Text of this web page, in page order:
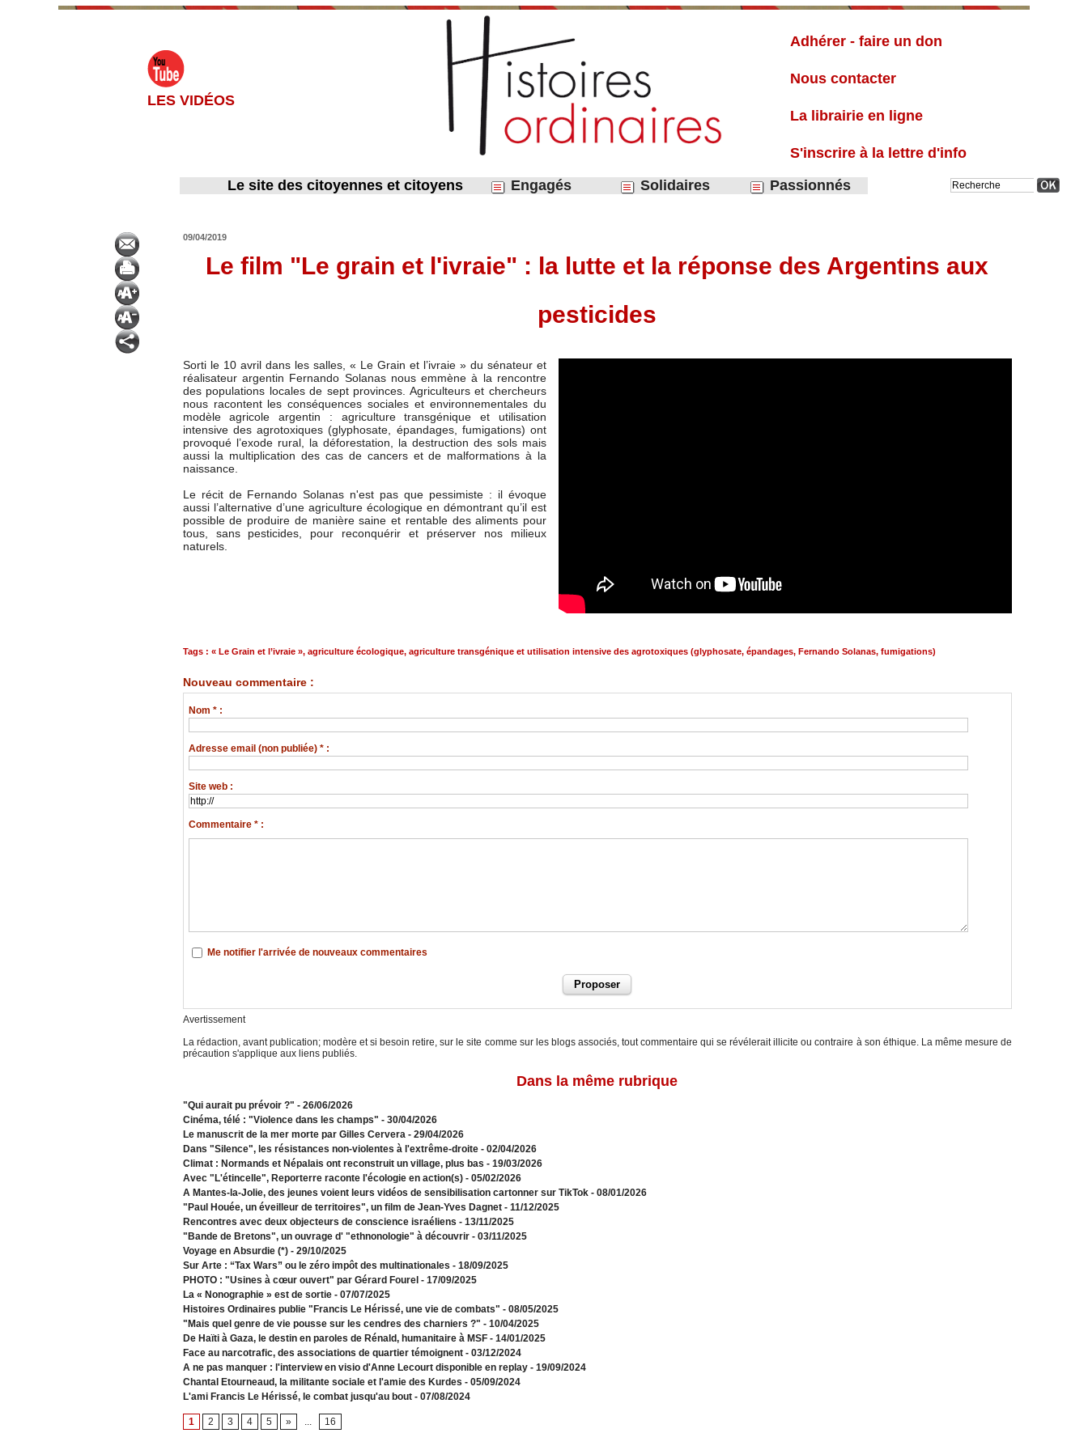
LES VIDÉOS
Adhérer - faire un don
Nous contacter
La librairie en ligne
S'inscrire à la lettre d'info
Le site des citoyennes et citoyens
Engagés Solidaires Passionnés
09/04/2019
Le film "Le grain et l'ivraie" : la lutte et la réponse des Argentins aux
pesticides
Sorti le 10 avril dans les salles, « Le Grain et l’ivraie » du sénateur et
réalisateur argentin Fernando Solanas nous emmène à la rencontre
des populations locales de sept provinces. Agriculteurs et chercheurs
nous racontent les conséquences sociales et environnementales du
modèle agricole argentin : agriculture transgénique et utilisation
intensive des agrotoxiques (glyphosate, épandages, fumigations) ont
provoqué l’exode rural, la déforestation, la destruction des sols mais
aussi la multiplication des cas de cancers et de malformations à la
naissance.
Le récit de Fernando Solanas n'est pas que pessimiste : il évoque
aussi l’alternative d’une agriculture écologique en démontrant qu’il est
possible de produire de manière saine et rentable des aliments pour
tous, sans pesticides, pour reconquérir et préserver nos milieux
naturels.
Tags: « Le Grain et l’ivraie », agriculture écologique, agriculture transgénique et utilisation intensive des agrotoxiques (glyphosate, épandages, Fernando Solanas, fumigations)
Nouveau commentaire :
Nom * :
Adresse email (non publiée) * :
Site web :
Commentaire * :
Me notifier l'arrivée de nouveaux commentaires
Avertissement
La rédaction, avant publication; modère et si besoin retire, sur le site comme sur les blogs associés, tout commentaire qui se révélerait illicite ou contraire à son éthique. La même mesure de
précaution s'applique aux liens publiés.
Dans la même rubrique
"Qui aurait pu prévoir ?" - 26/06/2026
Cinéma, télé : "Violence dans les champs" - 30/04/2026
Le manuscrit de la mer morte par Gilles Cervera - 29/04/2026
Dans "Silence", les résistances non-violentes à l'extrême-droite - 02/04/2026
Climat : Normands et Népalais ont reconstruit un village, plus bas - 19/03/2026
Avec "L'étincelle", Reporterre raconte l'écologie en action(s) - 05/02/2026
A Mantes-la-Jolie, des jeunes voient leurs vidéos de sensibilisation cartonner sur TikTok - 08/01/2026
"Paul Houée, un éveilleur de territoires", un film de Jean-Yves Dagnet - 11/12/2025
Rencontres avec deux objecteurs de conscience israéliens - 13/11/2025
"Bande de Bretons", un ouvrage d' "ethnonologie" à découvrir - 03/11/2025
Voyage en Absurdie (*) - 29/10/2025
Sur Arte : “Tax Wars” ou le zéro impôt des multinationales - 18/09/2025
PHOTO : "Usines à cœur ouvert" par Gérard Fourel - 17/09/2025
La « Nonographie » est de sortie - 07/07/2025
Histoires Ordinaires publie "Francis Le Hérissé, une vie de combats" - 08/05/2025
"Mais quel genre de vie pousse sur les cendres des charniers ?" - 10/04/2025
De Haïti à Gaza, le destin en paroles de Rénald, humanitaire à MSF - 14/01/2025
Face au narcotrafic, des associations de quartier témoignent - 03/12/2024
A ne pas manquer : l'interview en visio d'Anne Lecourt disponible en replay - 19/09/2024
Chantal Etourneaud, la militante sociale et l'amie des Kurdes - 05/09/2024
L'ami Francis Le Hérissé, le combat jusqu'au bout - 07/08/2024
1 2 3 4 5 » ... 16